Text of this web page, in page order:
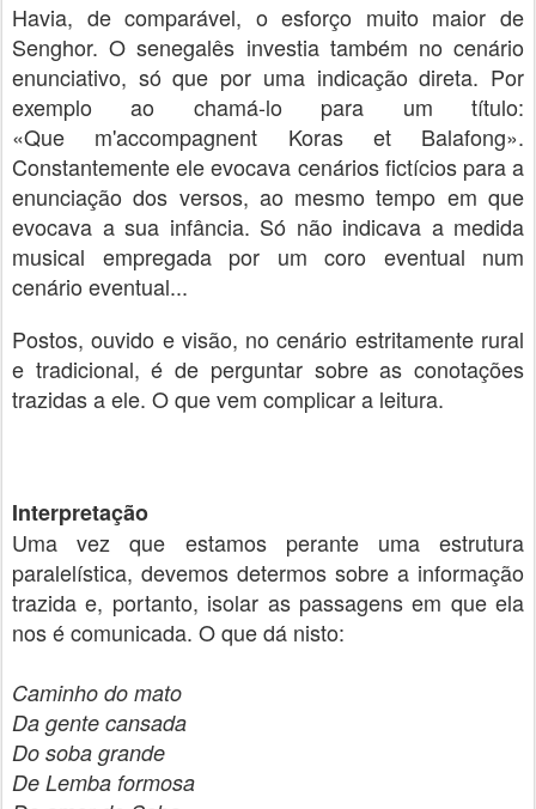
Havia, de comparável, o esforço muito maior de
Senghor. O senegalês investia também no cenário
enunciativo, só que por uma indicaçãodireta. Por
exemplo ao chamá-lo para um título:
«Que m'accompagnent Koras et Balafong».
Constantemente ele evocava cenários fictícios para a
enunciação dos versos, ao mesmo tempo em que
evocava a sua infância. Só não indicava a medida
musical empregada por um coro eventual num
cenário eventual...
Postos, ouvido e visão, no cenário estritamente rural
e tradicional, é de perguntar sobre as conotações
trazidas a ele. O que vem complicar a leitura.
Interpretação
Uma vez que estamos perante uma estrutura
paralelística, devemos determos sobre a informação
trazida e, portanto, isolar as passagens em que ela
nos é comunicada. O que dá nisto:
Caminho do mato
Da gente cansada
Do soba grande
De Lemba formosa